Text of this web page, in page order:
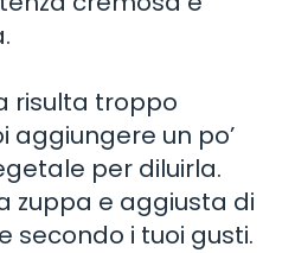
risulta troppo
aggiungere un po’
per diluirla.
zuppa e aggiusta di
secondo i tuoi gusti.